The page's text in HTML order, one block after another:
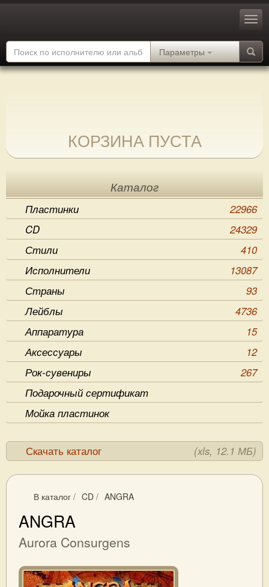
Параметры
КОРЗИНА ПУСТА
Каталог
Пластинки
22966
CD
24329
Стили
410
Исполнители
13087
Страны
93
Лейблы
4736
Аппаратура
15
Аксессуары
12
Рок-сувениры
267
Подарочный сертификат
Мойка пластинок
Скачать каталог (xls, 12.1 МБ)
В каталог / CD / ANGRA
ANGRA
Aurora Consurgens